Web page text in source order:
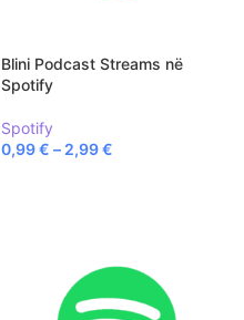
Blini Podcast Streams në
Spotify
Spotify
0,99€ – 2,99€